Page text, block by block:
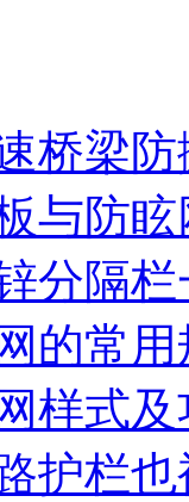
桥梁
与防
分隔
的常
样式
护栏